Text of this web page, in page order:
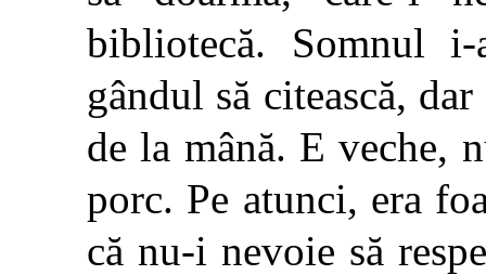
bibliotecă. Somnul
gândul să citească,
de la mână. E veche,
porc. Pe atunci, era
că nu-i nevoie să